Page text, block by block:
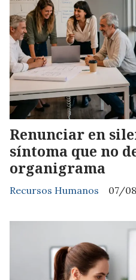
Renunciar en
síntoma que no
organigrama
Recursos Humanos 07/